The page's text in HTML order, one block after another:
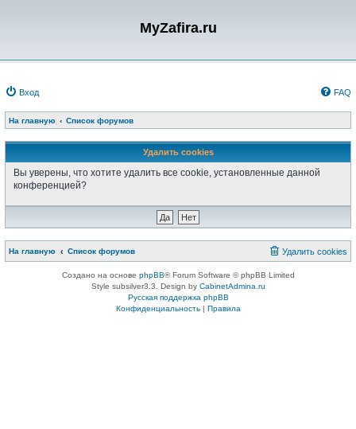
MyZafira.ru
Вход FAQ
На главную Список форумов
Удалить cookies
Вы уверены, что хотите удалить все cookie, установленные данной
конференцией?
На главную Список форумов Удалить cookies
Создано на основе phpBB® Forum Software © phpBB Limited
Style subsilver3.3. Design by CabinetAdmina.ru
Русская поддержка phpBB
Конфиденциальность| Правила